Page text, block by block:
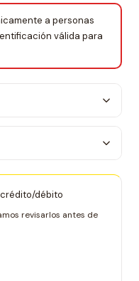
a personas
válida para
crédito/débito
revisarlos antes de